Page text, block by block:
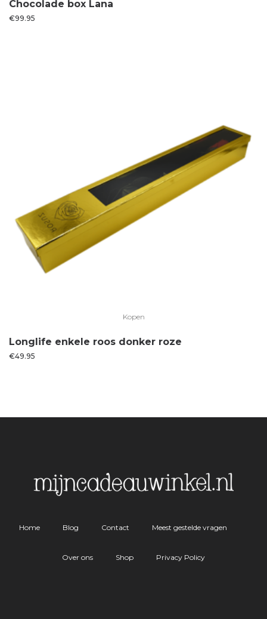
Chocolade box Lana
€99.95
Kopen
Longlife enkele roos donker roze
€49.95
Home Blog Contact Meest gestelde vragen
Over ons Shop Privacy Policy